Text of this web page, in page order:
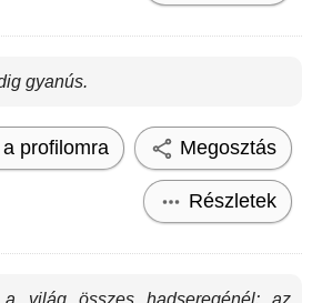
gyanús.
profilomra Megosztás
Részletek
a világ összes hadseregénél: az